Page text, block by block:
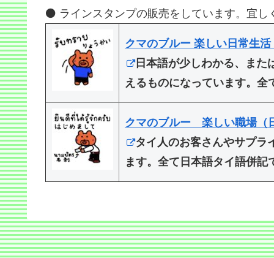
⚫️ ラインスタンプの販売をしています。宜し
クマのブルー 楽しい日常生
日本語が少しわかる、また
えるものになっています。全
クマのブルー 楽しい職場（
タイ人のお客さんやサプラ
ます。全て日本語タイ語併記